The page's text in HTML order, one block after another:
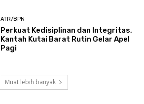
ATR/BPN
Perkuat Kedisiplinan dan Integritas,
Kantah Kutai Barat Rutin Gelar Apel
Pagi
Muat lebih banyak